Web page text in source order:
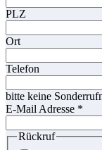
PLZ
Ort
Telefon
bitte keine
E-Mail Adresse *
Rückruf